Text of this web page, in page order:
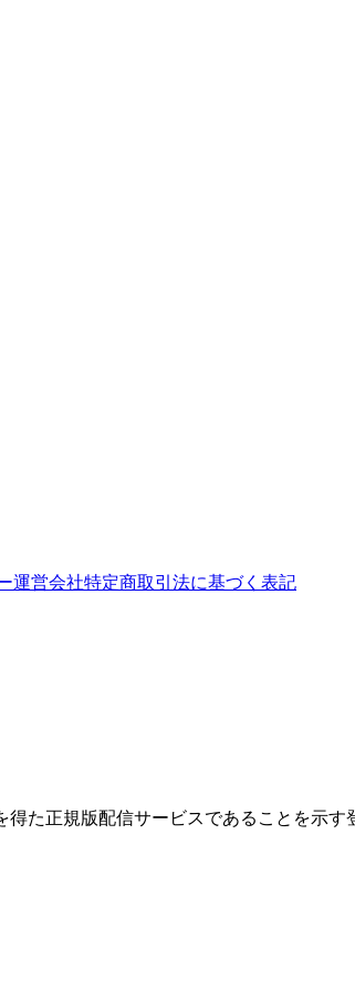
運営会社特定商取引法に基づく表記
た正規版配信サービスであることを示す